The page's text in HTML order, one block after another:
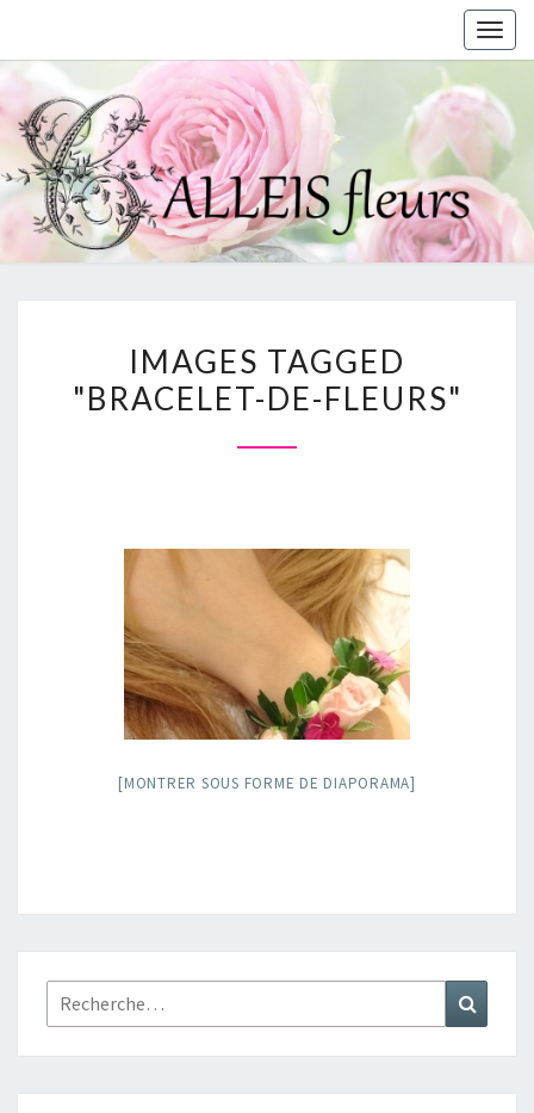
TAGGED
"BRACELET-
IMAGES TAGGED
"BRACELET-DE-FLEURS"
[MONTRER SOUS FORME DE DIAPORAMA]
Rechercher :